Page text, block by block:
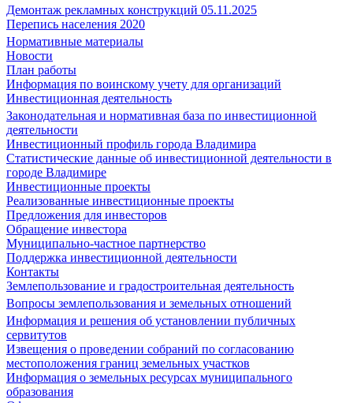
Демонтаж рекламных конструкций 05.11.2025
Перепись населения 2020
Нормативные материалы
Новости
План работы
Информация по воинскому учету для организаций
Инвестиционная деятельность
Законодательная и нормативная база по инвестиционной
деятельности
Инвестиционный профиль города Владимира
Статистические данные об инвестиционной деятельности в
городе Владимире
Инвестиционные проекты
Реализованные инвестиционные проекты
Предложения для инвесторов
Обращение инвестора
Муниципально-частное партнерство
Поддержка инвестиционной деятельности
Контакты
Землепользование и градостроительная деятельность
Вопросы землепользования и земельных отношений
Информация и решения об установлении публичных
сервитутов
Извещения о проведении собраний по согласованию
местоположения границ земельных участков
Информация о земельных ресурсах муниципального
образования